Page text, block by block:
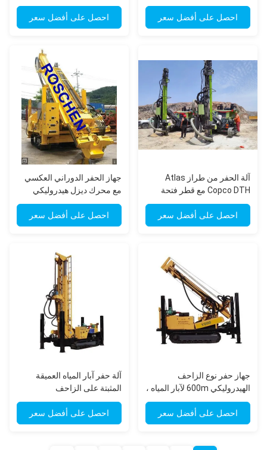
احصل على أفضل سعر احصل على أفضل سعر
آلة الحفر من طراز Atlas
Copco DTH مع قطر فتحة
التفجير في التعدين 105 - 140
احصل على أفضل سعر
جهاز الحفر الدوراني العكسي
مع محرك ديزل هيدروليكي
احصل على أفضل سعر
جهاز حفر نوع الزاحف
الهيدروليكي 600m لآبار المياه ،
وحفر التعدين
احصل على أفضل سعر
آلة حفر آبار المياه العميقة
المثبتة على الزاحف
الهيدروليكي 400 متر
احصل على أفضل سعر